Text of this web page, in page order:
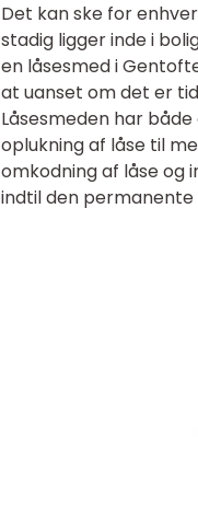
Det kan ske for
stadig ligger inde i
en låsesmed i
at uanset om det er
Låsesmeden har
oplukning af låse til
omkodning af låse og
indtil den permanente